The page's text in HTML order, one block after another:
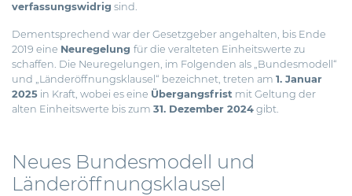
verfassungswidrig sind.
Dementsprechend war der Gesetzgeber angehalten, bis Ende
2019 eine Neuregelung für die veralteten Einheitswerte zu
schaffen. Die Neuregelungen, im Folgenden als „Bundesmodell“
und „Länderöffnungsklausel“ bezeichnet, treten am 1. Januar
2025 in Kraft, wobei es eine Übergangsfrist mit Geltung der
alten Einheitswerte bis zum 31. Dezember 2024 gibt.
Neues Bundesmodell und
Länderöffnungsklausel